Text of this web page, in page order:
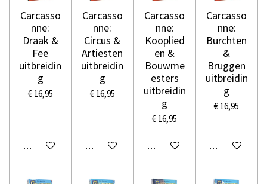
Carcasso
nne:
Draak &
Fee
uitbreidin
g
€ 16,95
In winkelwagen
Carcasso
nne:
Circus &
Artiesten
uitbreidin
g
€ 16,95
Houd mij op de hoogte
Carcasso
nne:
Kooplied
en &
Bouwme
esters
uitbreidin
g
€ 16,95
In winkelwagen
Carcasso
nne:
Burchten
&
Bruggen
uitbreidin
g
€ 16,95
In winkelwagen